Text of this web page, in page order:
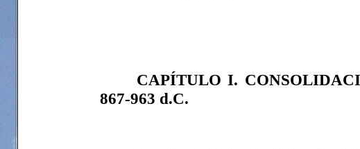
CAPÍTULO I.
867-963 d.C.